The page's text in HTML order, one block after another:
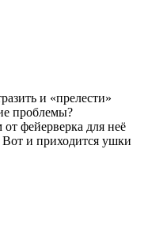
и «прелести»
проблемы?
фейерверка для неё
Вот и приходится ушки